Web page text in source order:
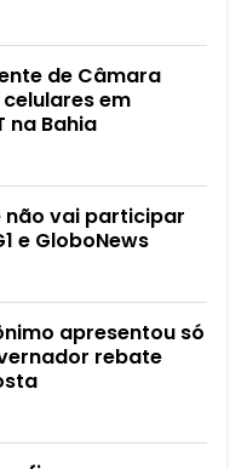
de Câmara
em
na Bahia
não vai participar
e GloboNews
apresentou só
rebate